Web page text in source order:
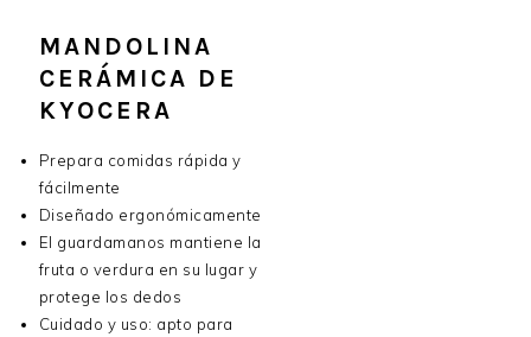
MANDOLINA
CERÁMICA DE
KYOCERA
Prepara comidas rápida y
fácilmente
Diseñado ergonómicamente
El guardamanos mantiene la
fruta o verdura en su lugar y
protege los dedos
Cuidado y uso: apto para